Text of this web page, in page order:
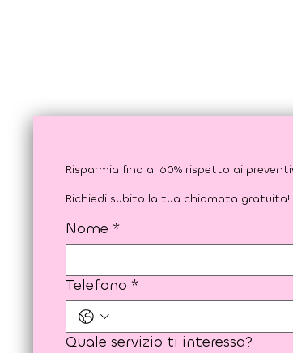
Richiedi subito la tua chiamata gratuita!!
Nome *
Telefono *
Quale servizio ti interessa?